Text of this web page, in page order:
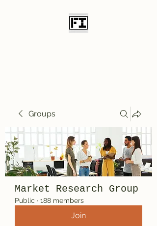
Groups
Market Research Group
Public · 188 members
Join